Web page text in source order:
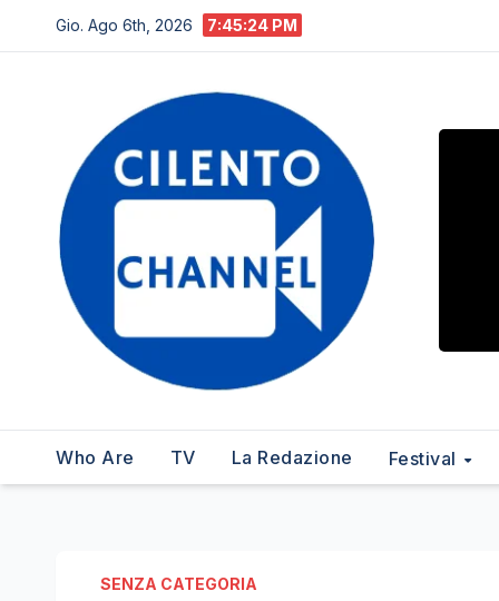
al
Gio. Ago 6th, 2026 7:45:25 PM
Who Are TV La Redazione Festival
SENZA CATEGORIA